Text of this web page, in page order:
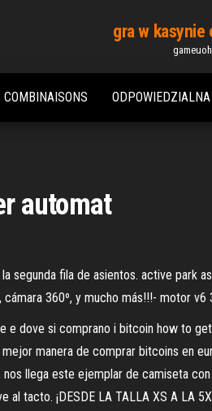
gra w kasynie
automat
segunda fila de asientos. active
360º, y mucho más!!!- motor
e dove si comprano i bitcoin how to
manera de comprar bitcoins en
llega este ejemplar de camiseta
al tacto. ¡DESDE LA TALLA XS A